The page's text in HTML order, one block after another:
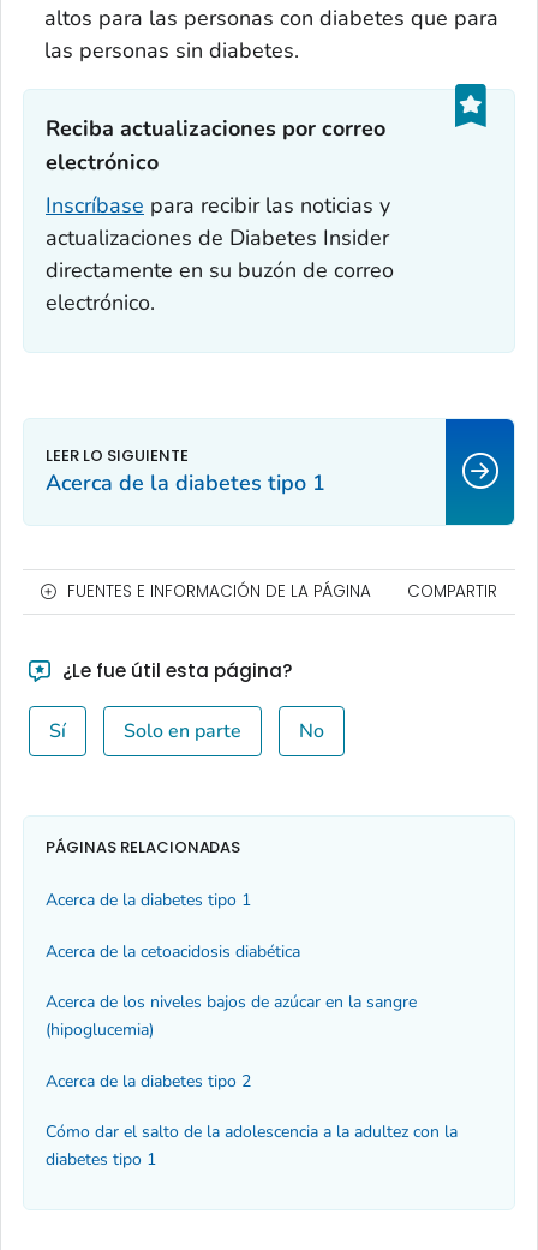
altos para las personas con diabetes que para
las personas sin diabetes.
Reciba actualizaciones por correo
electrónico‎
Inscríbase para recibir las noticias y
actualizaciones de Diabetes Insider
directamente en su buzón de correo
electrónico.
Acerca de la diabetes tipo 1
FUENTES E INFORMACIÓN DE LA PÁGINA COMPARTIR
¿Le fue útil esta página?
Sí Solo en parte No
PÁGINAS RELACIONADAS
Acerca de la diabetes tipo 1
Acerca de la cetoacidosis diabética
Acerca de los niveles bajos de azúcar en la sangre
(hipoglucemia)
Acerca de la diabetes tipo 2
Cómo dar el salto de la adolescencia a la adultez con la
diabetes tipo 1